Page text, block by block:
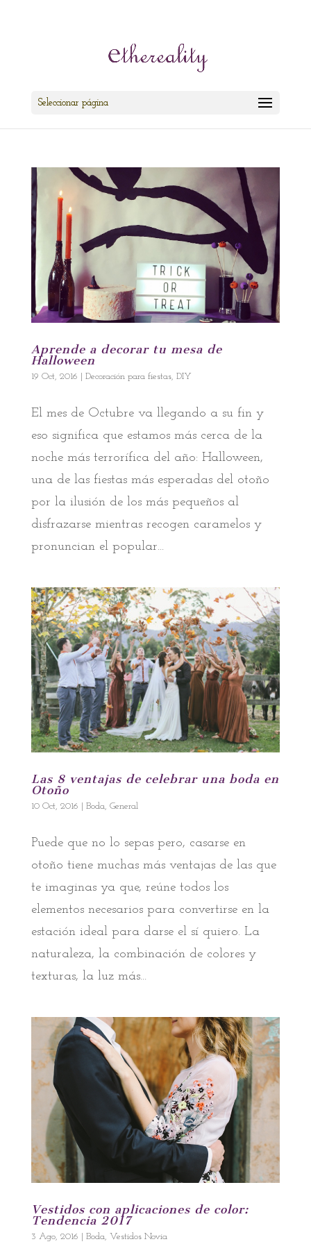
Seleccionar página
Aprende a decorar tu mesa de
Halloween
19 Oct, 2016 Decoración para fiestas, DIY
El mes de Octubre va llegando a su fin y
eso significa que estamos más cerca de la
noche más terrorífica del año: Halloween,
una de las fiestas más esperadas del otoño
por la ilusión de los más pequeños al
disfrazarse mientras recogen caramelos y
pronuncian el popular...
Las 8 ventajas de celebrar una boda en
Otoño
10 Oct, 2016 | Boda, General
Puede que no lo sepas pero, casarse en
otoño tiene muchas más ventajas de las que
te imaginas ya que, reúne todos los
elementos necesarios para convertirse en la
estación ideal para darse el sí quiero. La
naturaleza, la combinación de colores y
texturas, la luz más...
Vestidos con aplicaciones de color:
Tendencia 2017
3 Ago, 2016 | Boda, Vestidos Novia